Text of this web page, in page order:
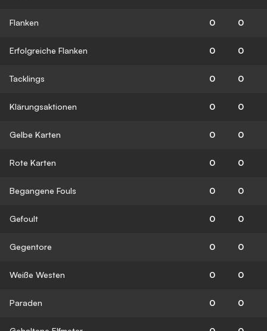
Flanken 0 0
Erfolgreiche Flanken 0 0
Tacklings 0 0
Klärungsaktionen 0 0
Gelbe Karten 0 0
Rote Karten 0 0
Begangene Fouls 0 0
Gefoult 0 0
Gegentore 0 0
Weiße Westen 0 0
Paraden 0 0